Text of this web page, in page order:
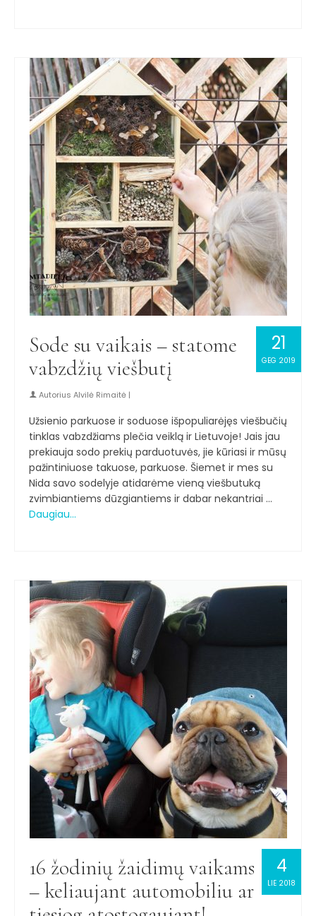
21
GEG 2019
Sode su vaikais – statome
vabzdžių viešbutį
Autorius Alvilė Rimaitė |
Užsienio parkuose ir soduose išpopuliarėjęs viešbučių
tinklas vabzdžiams plečia veiklą ir Lietuvoje! Jais jau
prekiauja sodo prekių parduotuvės, jie kūriasi ir mūsų
pažintiniuose takuose, parkuose. Šiemet ir mes su
Nida savo sodelyje atidarėme vieną viešbutuką
zvimbiantiems dūzgiantiems ir dabar nekantriai …
Daugiau…
4
LIE 2018
16 žodinių žaidimų vaikams
– keliaujant automobiliu ar